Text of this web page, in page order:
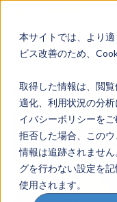
本サイトでは、より
ビス改善のため、
取得した情報は、閲
適化、利用状況の分
イバシーポリシーをご
拒否した場合、この
情報は追跡されませ
グを行わない設定を
使用されます。
地域みらい留
地域みらい留
学校を探す
イベントを探
おためし地域